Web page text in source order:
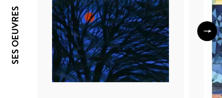
SES OEUVRES